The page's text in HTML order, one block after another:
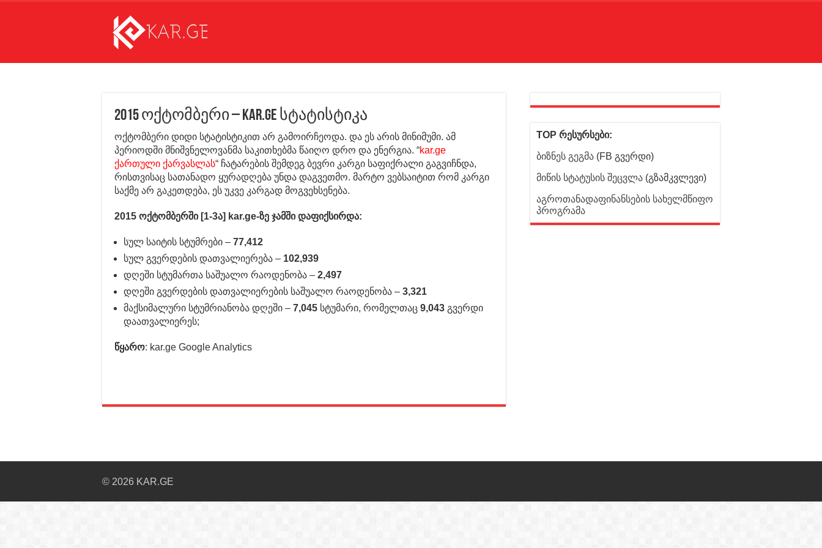
2015 ოქტომბერი – kar.ge სტატისტიკა
ოქტომბერი დიდი სტატისტიკით არ გამოირჩეოდა. და ეს არის მინიმუმი. ამ
პერიოდში მნიშვნელოვანმა საკითხებმა წაიღო დრო და ენერგია. “kar.ge
ქართული ქარვასლას“ ჩატარების შემდეგ ბევრი კარგი საფიქრალი გაგვიჩნდა,
რისთვისაც სათანადო ყურადღება უნდა დაგვეთმო. მარტო ვებსაიტით რომ კარგი
საქმე არ გაკეთდება, ეს უკვე კარგად მოგვეხსენება.
2015 ოქტომბერში [1-3ა] kar.ge-ზე ჯამში დაფიქსირდა:
სულ საიტის სტუმრები – 77,412
სულ გვერდების დათვალიერება – 102,939
დღეში სტუმართა საშუალო რაოდენობა – 2,497
დღეში გვერდების დათვალიერების საშუალო რაოდენობა – 3,321
მაქსიმალური სტუმრიანობა დღეში – 7,045 სტუმარი, რომელთაც 9,043 გვერდი
დაათვალიერეს;
წყარო: kar.ge Google Analytics
TOP რესურსები:
ბიზნეს გეგმა (FB გვერდი)
მიწის სტატუსის შეცვლა (გზამკვლევი)
აგროთანადაფინანსების სახელმწიფო
პროგრამა
© 2026 KAR.GE